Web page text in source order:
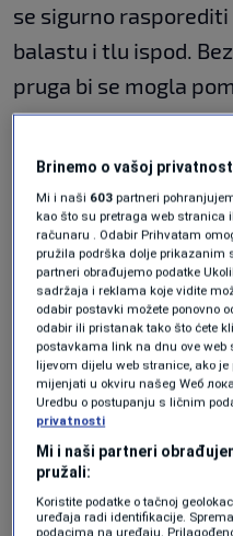
se sigurno
balastu i tlu ispod.
pruga bi se mogla
izgubiti poravnanje.
Zbog toga se balast
uglatog drobljenog
oblutaka. Oštri
spoji kreirajući
podlogu.
Balast
težine
Svaki voz koji prolazi
prugu. Teretni
Brinemo o vašoj
Mi i naši 603 partneri
kao što su pretraga web stranica
računaru . Odabir Prihvatam
pružila podrška dolje
partneri obrađujemo podatke
sadržaja i reklama koje vidite
odabir postavki možete ponovno
odabir ili pristanak tako što ćete
postavkama link na dnu ove
lijevom dijelu web stranice, ako
mijenjati u okviru našeg Wеб
Uredbu o postupanju s ličnim
privatnosti
Mi i naši partneri
pružali:
Koristite podatke o tačnoj
uređaja radi identifikacije.
podacima na uređaju.